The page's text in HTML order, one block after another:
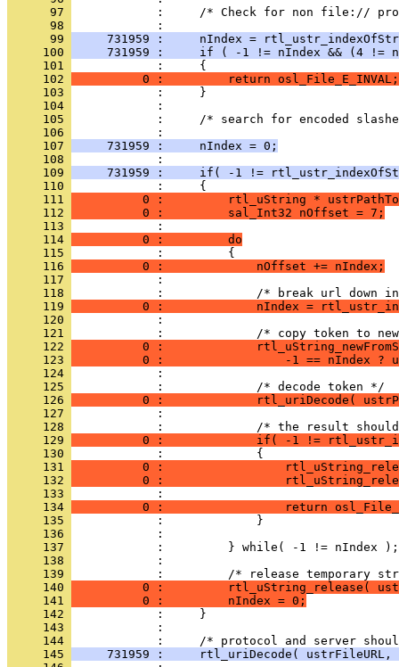
      97
      98
      99
731959 :     nIndex =
     100
731959 :     if ( -1 != nIndex && (4 !=
     101
     102
          0 :         return osl_File_E_INVAL;
     103
     104
     105
     106
     107
     731959 :     nIndex = 0;
     108
     109
731959 :     if( -1 !=
     110
     111
0 :         rtl_uString *
     112
          0 :         sal_Int32 nOffset = 7;
     113
     114
          0 :         do
     115
     116
          0 :             nOffset += nIndex;
     117
     118
     119
0 :             nIndex =
     120
     121
     122
0 :
     123
0 :                 -1 == nIndex ?
     124
     125
     126
0 :             rtl_uriDecode(
     127
     128
     129
0 :             if( -1 !=
     130
     131
0 :
     132
0 :
     133
     134
0 :                 return
     135
     136
     137
     138
     139
     140
0 :         rtl_uString_release(
     141
          0 :         nIndex = 0;
     142
     143
     144
     145
731959 :     rtl_uriDecode(